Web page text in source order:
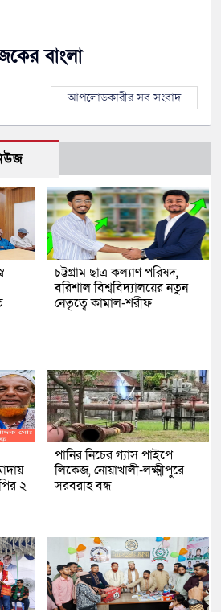
বাংলা
আপলোডকারীর সব সংবাদ
চট্টগ্রাম ছাত্র কল্যাণ পরিষদ,
বরিশাল বিশ্ববিদ্যালয়ের নতুন
নেতৃত্বে কামাল-শরীফ
২
পানির নিচের গ্যাস পাইপে
লিকেজ, নোয়াখালী-লক্ষ্মীপুরে
সরবরাহ বন্ধ